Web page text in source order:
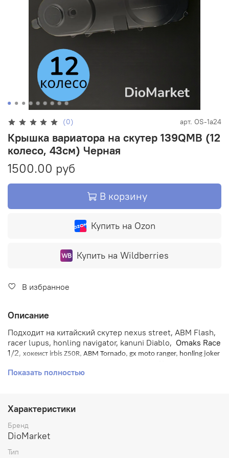
(0) арт. OS-1a24
Крышка вариатора на скутер 139QMB (12
колесо, 43см) Черная
1500.00 руб
В корзину
Купить на Ozon
Купить на Wildberries
В избранное
Описание
Подходит на китайский скутер nexus street, ABM Flash,
racer lupus, honling navigator, kanuni Diablo, Omaks Race
1 /2, хокеист irbis Z50R, ABM Tornado, gx moto ranger, honling joker
вариатора на скутер 139QMB (12 колесо) - Эта крышка
139QMB и увеличенной колесной базой. Она идеально
подходит для популярных моделей с 12-дюймовыми
колесами, таких как HORS, Irbis, Stels, а также их
многочисленных аналогов. Конструктивно это "длинная"
на 9 болтов, что является ключевым отличием от версий
Показать полностью
Характеристики
Бренд
DioMarket
Тип